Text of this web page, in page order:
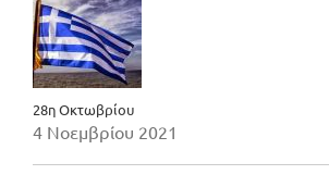
28η Οκτωβρίου
4 Νοεμβρίου 2021